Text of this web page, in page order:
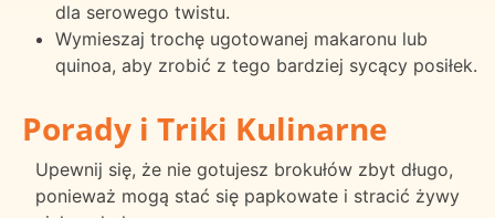
dla serowego twistu.
Wymieszaj trochę ugotowanej makaronu lub
quinoa, aby zrobić z tego bardziej sycący posiłek.
Porady i Triki Kulinarne
Upewnij się, że nie gotujesz brokułów zbyt długo,
ponieważ mogą stać się papkowate i stracić żywy